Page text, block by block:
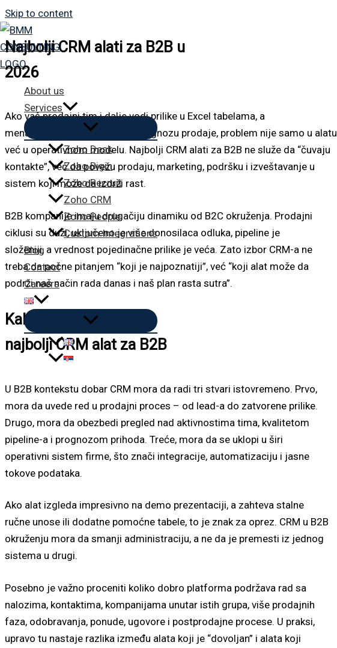
Skip to content
About us
Services
Zoho Desk
Zoho Bigin
Zoho Recruit
Zoho CRM
Zoho People
Custom Integrations
Blog
Contact
Careers
Najbolji CRM alati za B2B u
2026
Ako vaš prodajni tim i dalje vodi prilike u Excel tabelama, a
menadžment traži pouzdanu prognozu prodaje, problem nije samo u alatu
već u operativnom modelu. Najbolji CRM alati za B2B ne služe da “čuvaju
kontakte”, već da povežu prodaju, marketing, podršku i izveštavanje u
sistem koji može da izdrži rast.
B2B kompanije imaju drugačiju dinamiku od B2C okruženja. Prodajni
ciklusi su duži, uključeno je više donosilaca odluka, pipeline je
složeniji, a vrednost pojedinačne prilike je veća. Zato izbor CRM-a ne
treba da počne pitanjem “koji je najpoznatiji”, već “koji alat može da
podrži naš način rada danas i naš plan rasta sutra”.
Kako prepoznati
najbolji CRM alat za B2B
U B2B kontekstu dobar CRM mora da radi tri stvari istovremeno. Prvo,
mora da uvede red u prodajni proces – od lead-a do zatvorene prilike.
Drugo, mora da obezbedi pregled nad aktivnostima tima, kvalitetom
pipeline-a i prognozom prihoda. Treće, mora da se uklopi u širi
operativni sistem firme, što znači integracije, automatizaciju i jasne
tokove podataka.
Ako alat izgleda impresivno na demo prezentaciji, a zahteva stalne
ručne unose ili dodatne pomoćne tabele, to je znak za oprez. CRM u B2B
okruženju mora da smanji administraciju, a ne da je premesti iz jednog
sistema u drugi.
Posebno je važno proceniti koliko dobro platforma podržava rad sa
nalozima, kontaktima, kompanijama unutar istih grupa, više prodajnih
faza, odobravanja, ponude, ugovore i postprodajne procese. U praksi,
upravo tu nastaje razlika između alata koji je “dovoljan” i alata koji